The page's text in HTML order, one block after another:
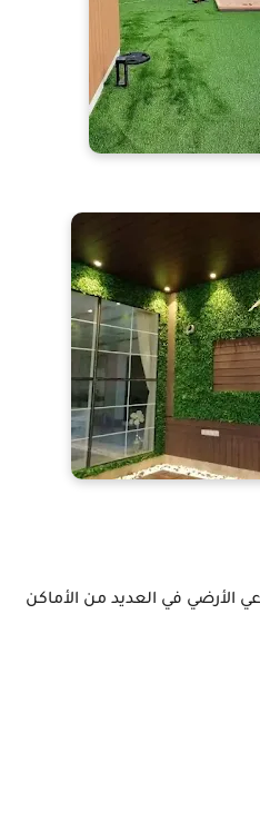
الأرضي في العديد من الأماكن